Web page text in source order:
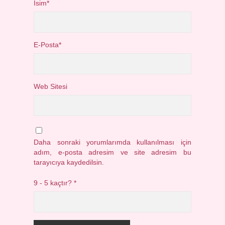
İsim*
E-Posta*
Web Sitesi
Daha sonraki yorumlarımda kullanılması için
adım, e-posta adresim ve site adresim bu
tarayıcıya kaydedilsin.
9 - 5 kaçtır?*